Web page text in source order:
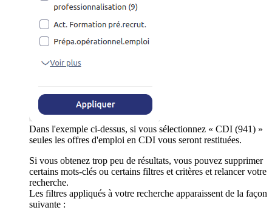
Dans l'exemple ci-dessus, si vous sélectionnez « CDI (941) »
seules les offres d'emploi en CDI vous seront restituées.
Si vous obtenez trop peu de résultats, vous pouvez supprimer
certains mots-clés ou certains filtres et critères et relancer votre
recherche.
Les filtres appliqués à votre recherche apparaissent de la façon
suivante :